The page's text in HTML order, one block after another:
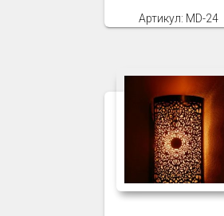
Артикул: MD-24